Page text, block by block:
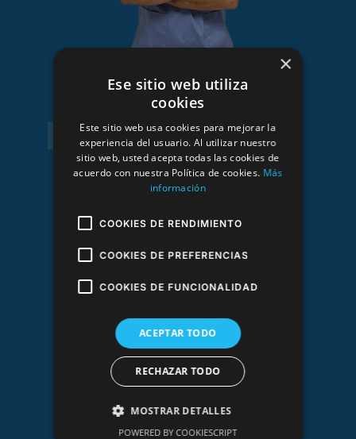
J. Adrián García Berzosa
Fisioterapeuta
×
Ese sitio web utiliza
cookies
Este sitio web usa cookies para mejorar la
experiencia del usuario. Al utilizar nuestro
sitio web, usted acepta todas las cookies de
acuerdo con nuestra Política de cookies. Más
información
COOKIES DE RENDIMIENTO
COOKIES DE PREFERENCIAS
COOKIES DE FUNCIONALIDAD
ACEPTAR TODO
RECHAZAR TODO
MOSTRAR DETALLES
POWERED BY COOKIESCRIPT